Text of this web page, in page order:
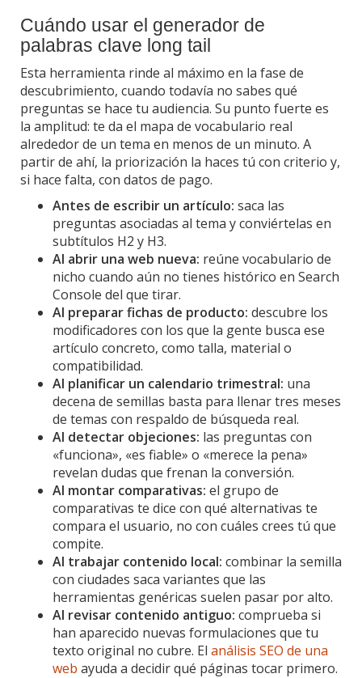
Cuándo usar el generador de
palabras clave long tail
Esta herramienta rinde al máximo en la fase de
descubrimiento, cuando todavía no sabes qué
preguntas se hace tu audiencia. Su punto fuerte es
la amplitud: te da el mapa de vocabulario real
alrededor de un tema en menos de un minuto. A
partir de ahí, la priorización la haces tú con criterio y,
si hace falta, con datos de pago.
Antes de escribir un artículo: saca las
preguntas asociadas al tema y conviértelas en
subtítulos H2 y H3.
Al abrir una web nueva: reúne vocabulario de
nicho cuando aún no tienes histórico en Search
Console del que tirar.
Al preparar fichas de producto: descubre los
modificadores con los que la gente busca ese
artículo concreto, como talla, material o
compatibilidad.
Al planificar un calendario trimestral: una
decena de semillas basta para llenar tres meses
de temas con respaldo de búsqueda real.
Al detectar objeciones: las preguntas con
«funciona», «es fiable» o «merece la pena»
revelan dudas que frenan la conversión.
Al montar comparativas: el grupo de
comparativas te dice con qué alternativas te
compara el usuario, no con cuáles crees tú que
compite.
Al trabajar contenido local: combinar la semilla
con ciudades saca variantes que las
herramientas genéricas suelen pasar por alto.
Al revisar contenido antiguo: comprueba si
han aparecido nuevas formulaciones que tu
texto original no cubre. El análisis SEO de una
web ayuda a decidir qué páginas tocar primero.